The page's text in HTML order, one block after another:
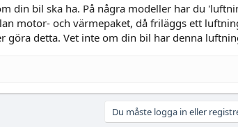
din bil ska ha. På några modeller har du
motor- och värmepaket, då friläggs ett
göra detta. Vet inte om din bil har denna
Du måste logga in eller